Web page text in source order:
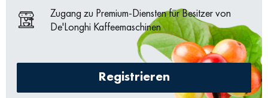
Zugang zu Premium-Diensten für Besitzer von
De'Longhi Kaffeemaschinen
Registrieren